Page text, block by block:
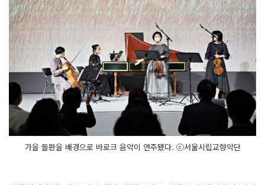
가을 들판을 배경으로 바로크 음악이 연주됐다. ⓒ서울시립교향악단